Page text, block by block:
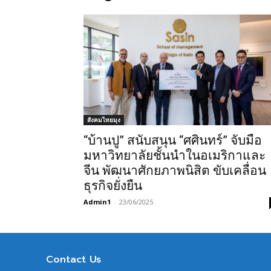
สังคมไทยมุง
“บ้านปู” สนับสนุน “ศศินทร์” จับมือ
มหาวิทยาลัยชั้นนำในอเมริกาและ
จีน พัฒนาศักยภาพนิสิต ขับเคลื่อน
ธุรกิจยั่งยืน
Admin1 - 23/06/2025
Contact Us